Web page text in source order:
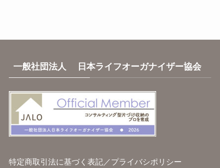
一般社団法人 日本ライフオーガナイザー協会
特定商取引法に基づく表記／プライバシポリシー